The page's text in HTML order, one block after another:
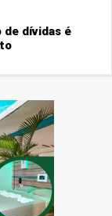
de dívidas é